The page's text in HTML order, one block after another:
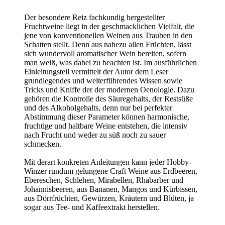
Einleitungsteil vermittelt der Autor dem Leser
grundlegendes und weiterführendes Wissen sowie
Tricks und Kniffe der der modernen Oenologie. Dazu
gehören die Kontrolle des Säuregehalts, der Restsüße
und des Alkoholgehalts, denn nur bei perfekter
Abstimmung dieser Parameter können harmonische,
fruchtige und haltbare Weine entstehen, die intensiv
nach Frucht und weder zu süß noch zu sauer
schmecken.
Mit derart konkreten Anleitungen kann jeder Hobby-
Winzer rundum gelungene Craft Weine aus Erdbeeren,
Ebereschen, Schlehen, Mirabellen, Rhabarber und
Johannisbeeren, aus Bananen, Mangos und Kürbissen,
aus Dörrfrüchten, Gewürzen, Kräutern und Blüten, ja
Andreas Kranz ist promovierter Biotechnologe und
beschäftigt sich beruflich mit der Herstellung von
Impfstoffen, Pharmazeutika und Enzymen. Er stellt
privat seit über 20 Jahren Fruchtweine her und hat